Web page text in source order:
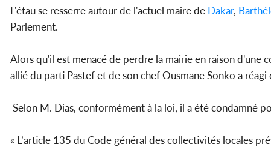
L'étau se resserre autour de l'actuel maire de Dakar,
Parlement.
Alors qu'il est menacé de perdre la mairie en raison
allié du parti Pastef et de son chef Ousmane Sonko a réagi
Selon M. Dias, conformément à la loi, il a été condamné
« L’article 135 du Code général des collectivités locales